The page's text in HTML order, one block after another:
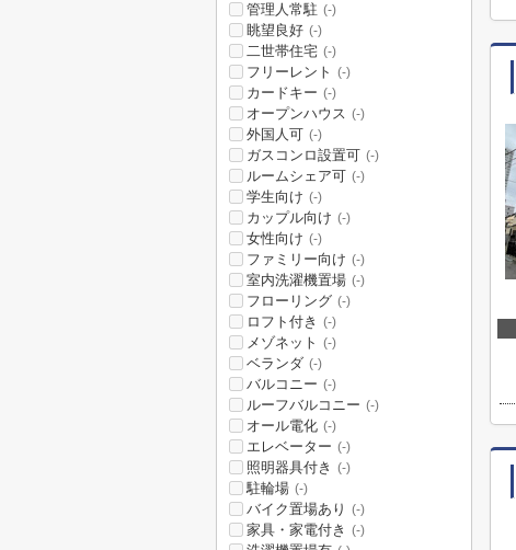
管理人常駐 (-)
眺望良好 (-)
二世帯住宅 (-)
フリーレント (-)
カードキー (-)
オープンハウス (-)
外国人可 (-)
ガスコンロ設置可 (-)
ルームシェア可 (-)
学生向け (-)
カップル向け (-)
女性向け (-)
ファミリー向け (-)
室内洗濯機置場 (-)
フローリング (-)
ロフト付き (-)
メゾネット (-)
ベランダ (-)
バルコニー (-)
ルーフバルコニー (-)
オール電化 (-)
エレベーター (-)
照明器具付き (-)
駐輪場 (-)
バイク置場あり (-)
家具・家電付き (-)